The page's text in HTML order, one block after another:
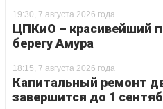
19:30, 7 августа 2026 года
ЦПКиО – красивейший
берегу Амура
18:15, 7 августа 2026 года
Капитальный ремонт
завершится до 1